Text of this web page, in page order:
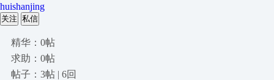
huishanjing
关注 私信
精华：0帖
求助：0帖
帖子：3帖 | 6回